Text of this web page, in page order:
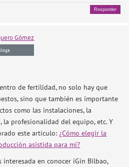
Responder
Gómez
de fertilidad, no solo hay que
sino que también es importante
como las instalaciones, la
la profesionalidad del equipo, etc. Y
este artículo: ¿Cómo elegir la
asistida para mi?
interesada en conocer iGin Bilbao,